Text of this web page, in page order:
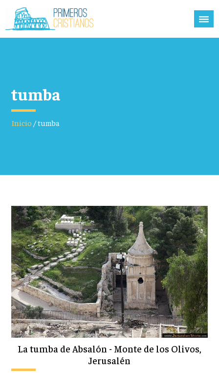
tumba
Inicio/tumba
La tumba de Absalón - Monte de los Olivos,
Jerusalén